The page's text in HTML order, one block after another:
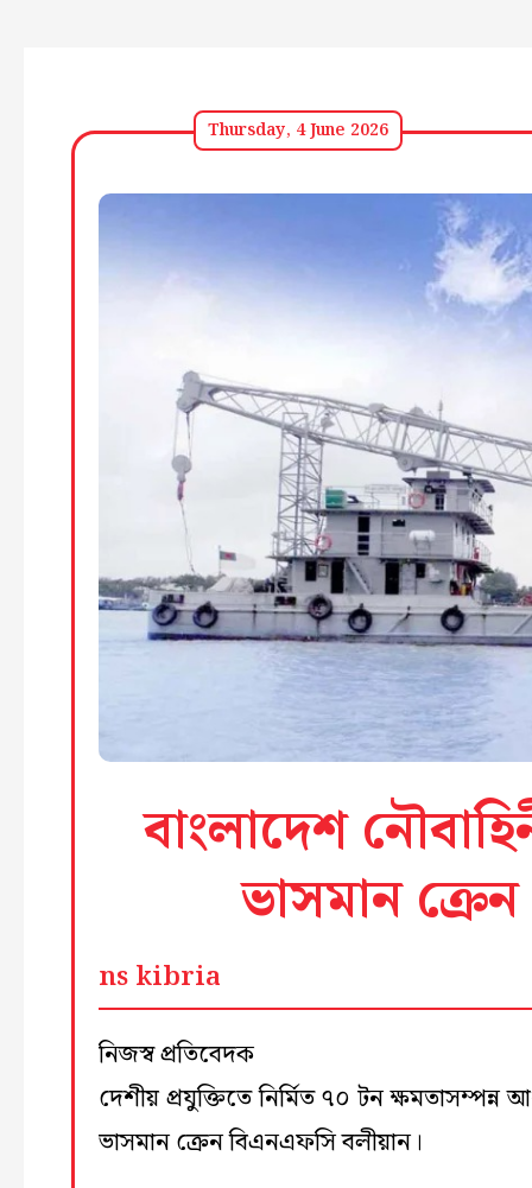
Thursday, 4 June 2026
বাংলাদেশ
ভাসমান
ns kibria
নিজস্ব প্রতিবেদক
দেশীয় প্রযুক্তিতে নির্মিত ৭০ টন ক্ষমতাসম্পন্ন
ভাসমান ক্রেন বিএনএফসি বলীয়ান।